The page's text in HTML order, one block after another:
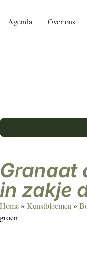
Agenda Over ons
granaat appel (9pcs)
in zakje
Home» Kunstbloemen »
groen